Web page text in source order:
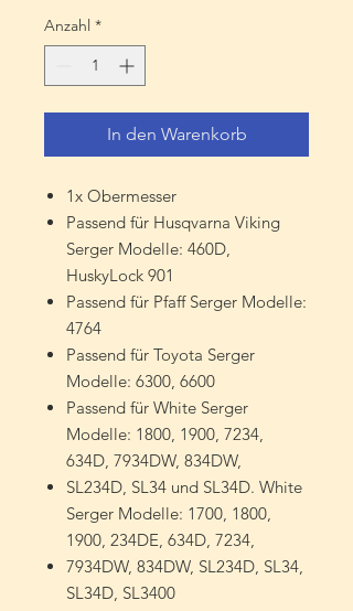
Anzahl *
In den Warenkorb
1x Obermesser
Passend für Husqvarna Viking
Serger Modelle: 460D,
HuskyLock 901
Passend für Pfaff Serger Modelle:
4764
Passend für Toyota Serger
Modelle: 6300, 6600
Passend für White Serger
Modelle: 1800, 1900, 7234,
634D, 7934DW, 834DW,
SL234D, SL34 und SL34D. White
Serger Modelle: 1700, 1800,
1900, 234DE, 634D, 7234,
7934DW, 834DW, SL234D, SL34,
SL34D, SL3400